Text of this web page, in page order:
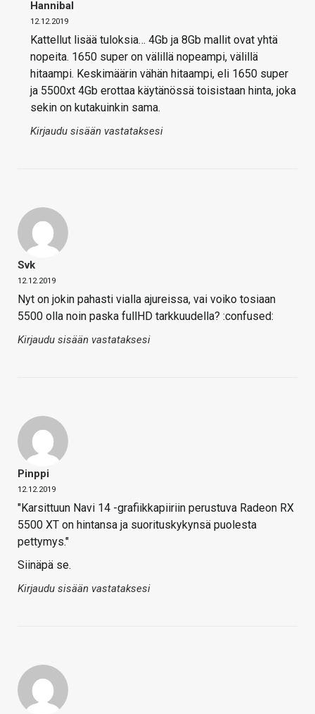
Hannibal
12.12.2019
Kattellut lisää tuloksia… 4Gb ja 8Gb mallit ovat yhtä
nopeita. 1650 super on välillä nopeampi, välillä
hitaampi. Keskimäärin vähän hitaampi, eli 1650 super
ja 5500xt 4Gb erottaa käytänössä toisistaan hinta, joka
sekin on kutakuinkin sama.
Kirjaudu sisään vastataksesi
Svk
12.12.2019
Nyt on jokin pahasti vialla ajureissa, vai voiko tosiaan
5500 olla noin paska fullHD tarkkuudella? :confused:
Kirjaudu sisään vastataksesi
Pinppi
12.12.2019
"Karsittuun Navi 14 -grafiikkapiiriin perustuva Radeon RX
5500 XT on hintansa ja suorituskykynsä puolesta
pettymys."
Siinäpä se.
Kirjaudu sisään vastataksesi